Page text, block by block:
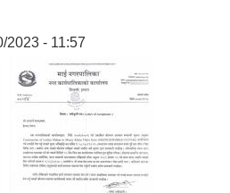
2023 - 11:57